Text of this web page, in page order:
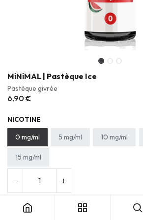
MiNiMAL | Pastèque Ice
Pastèque givrée
6,90 €
NICOTINE
0 mg/ml 5 mg/ml 10 mg/ml
15 mg/ml
Ajouter au panier